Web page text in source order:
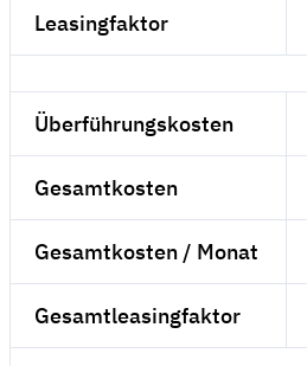
Leasingfaktor
Überführungskosten
Gesamtkosten
Gesamtkosten / Monat
Gesamtleasingfaktor